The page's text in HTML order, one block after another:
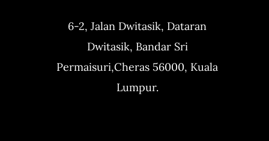
6-2, Jalan Dwitasik, Dataran
Dwitasik, Bandar Sri
Permaisuri,Cheras 56000, Kuala
Lumpur.